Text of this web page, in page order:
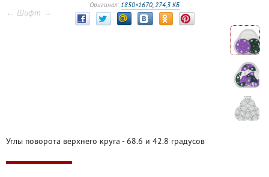
Оригинал: 1850×1670, 274,3 КБ
← Шифт →
Углы поворота верхнего круга - 68.6 и 42.8 градусов